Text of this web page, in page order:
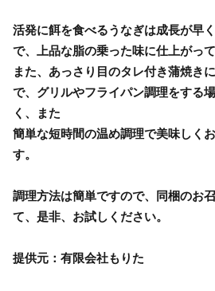
活発に餌を食べるうなぎは成長が早
で、上品な脂の乗った味に仕上がって
また、あっさり目のタレ付き蒲焼き
で、グリルやフライパン調理をする
く、また
簡単な短時間の温め調理で美味しく
す。
調理方法は簡単ですので、同梱のお
て、是非、お試しください。
提供元：有限会社もりた